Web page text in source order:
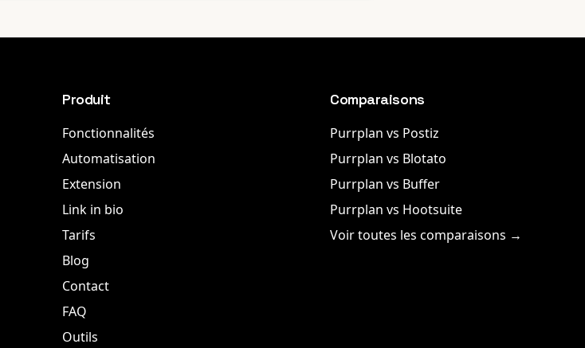
Produit
Fonctionnalités
Automatisation
Extension
Link in bio
Tarifs
Blog
Contact
FAQ
Outils
Comparaisons
Purrplan vs Postiz
Purrplan vs Blotato
Purrplan vs Buffer
Purrplan vs Hootsuite
Voir toutes les comparaisons →